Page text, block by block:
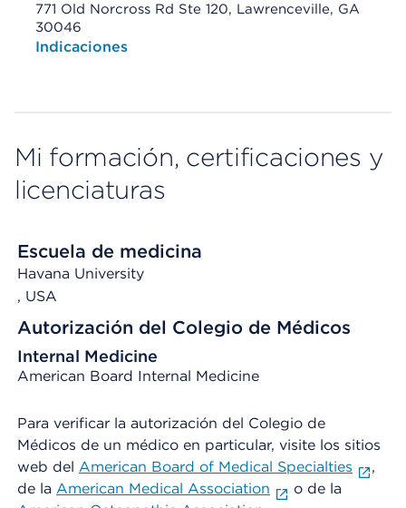
771 Old Norcross Rd Ste 120, Lawrenceville, GA
30046
Opens native map application on mobile devices
Indicaciones
Mi formación, certificaciones y
licenciaturas
Escuela de medicina
Havana University
, USA
Autorización del Colegio de Médicos
Internal Medicine
American Board Internal Medicine
Para verificar la autorización del Colegio de
Médicos de un médico en particular, visite los sitios
web del American Board of Medical Specialties
,
de la American Medical Association
o de la